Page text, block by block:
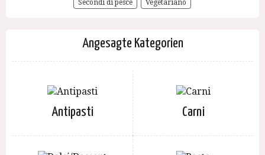
Secondi di pesce
Vegetariano
Angesagte Kategorien
Antipasti Carni